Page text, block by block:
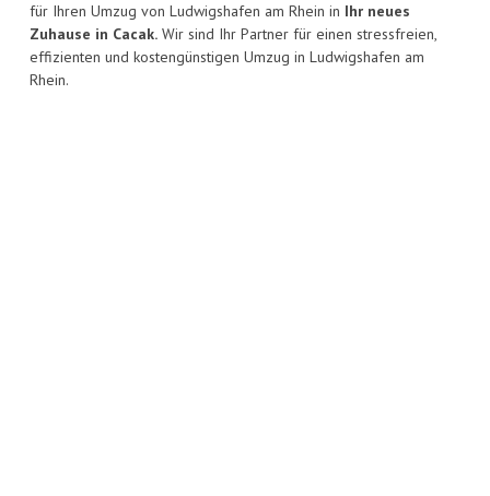
für Ihren Umzug von Ludwigshafen am Rhein in Ihr neues
Zuhause in Cacak. Wir sind Ihr Partner für einen stressfreien,
effizienten und kostengünstigen Umzug in Ludwigshafen am
Rhein.